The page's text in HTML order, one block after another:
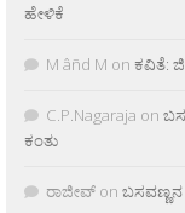
ಹೇಳಿಕೆ
M âñd M on ಕವಿತೆ:
C.P.Nagaraja on
ಕಂತು
ರಾಜೀವ್ on